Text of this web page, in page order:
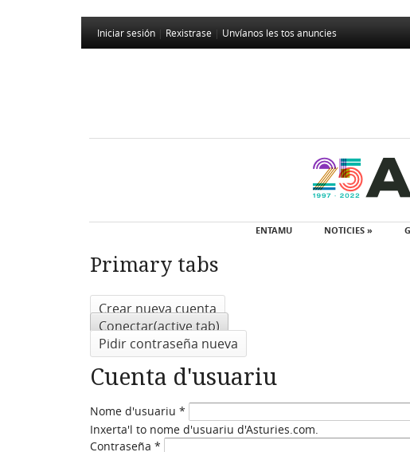
Iniciar sesión Rexistrase Unvíanos les tos anuncies
ENTAMU NOTICIES »
Primary tabs
Crear nueva cuenta
Conectar(active tab)
Pidir contraseña nueva
Cuenta d'usuariu
Nome d'usuariu *
Inxerta'l to nome d'usuariu d'Asturies.com.
Contraseña *